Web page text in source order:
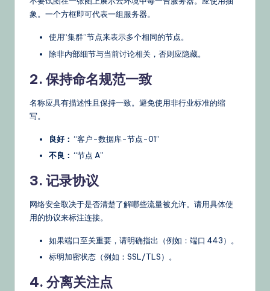
象。一个方框即可代表一组服务器。
使用“集群”节点来表示多个相同的节点。
除非内部细节与当前讨论相关，否则应隐藏。
2. 保持命名规范一致
名称应具有描述性且保持一致。避免使用非行业标准的缩
写。
良好： “客户-数据库-节点-01”
不良： “节点 A”
3. 记录协议
网络安全取决于是否清楚了解哪些流量被允许。请用具体使
用的协议来标注连接。
如果端口至关重要，请明确指出（例如：端口 443）。
标明加密状态（例如：SSL/TLS）。
4. 分离关注点